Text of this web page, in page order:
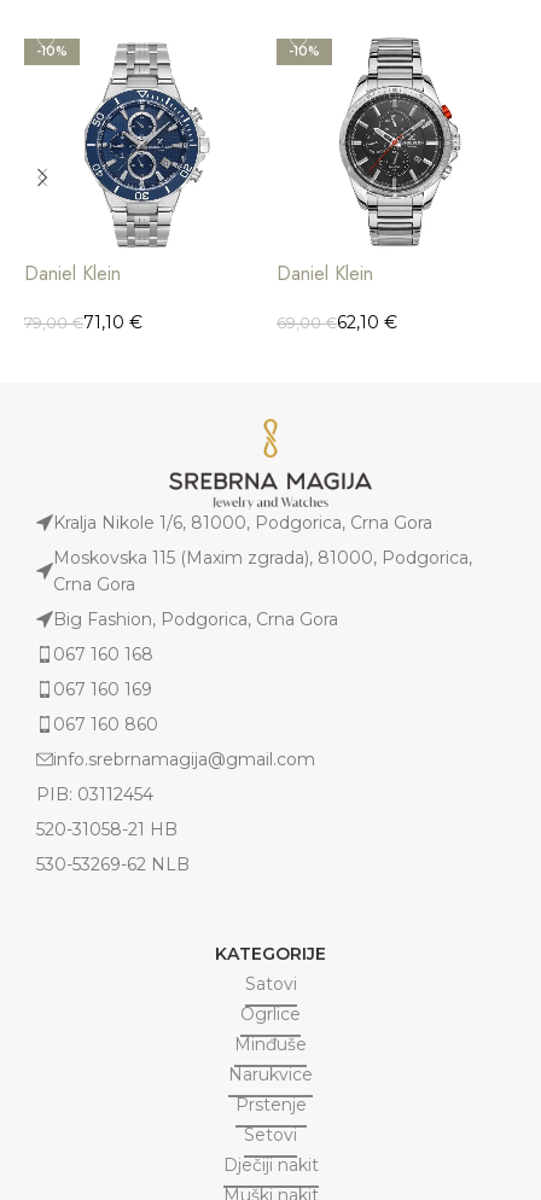
-10%
Daniel Klein
79,00€71,10 €
-10%
Daniel Klein
69,00€62,10 €
Kralja Nikole 1/6, 81000, Podgorica, Crna Gora
Moskovska 115 (Maxim zgrada), 81000, Podgorica,
Crna Gora
Big Fashion, Podgorica, Crna Gora
067 160 168
067 160 169
067 160 860
info.srebrnamagija@gmail.com
PIB: 03112454
520-31058-21 HB
530-53269-62 NLB
KATEGORIJE
Satovi
Ogrlice
Minđuše
Narukvice
Prstenje
Setovi
Dječiji nakit
Muški nakit